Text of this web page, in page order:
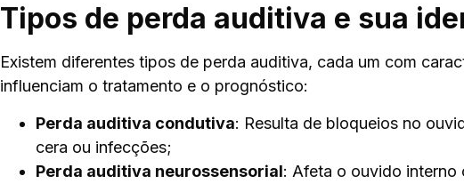
Tipos de perda auditiva e sua
Existem diferentes tipos de perda auditiva, cada um com
influenciam o tratamento e o prognóstico:
Perda auditiva condutiva: Resulta de bloqueios no
cera ou infecções;
Perda auditiva neurossensorial: Afeta o ouvido interno